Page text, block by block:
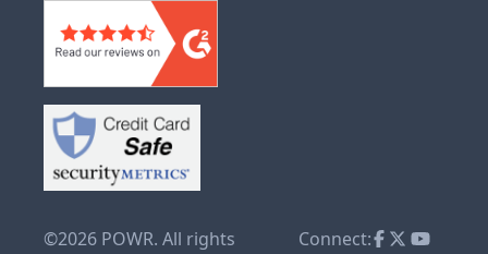
©2026 POWR. All rights
Connect: